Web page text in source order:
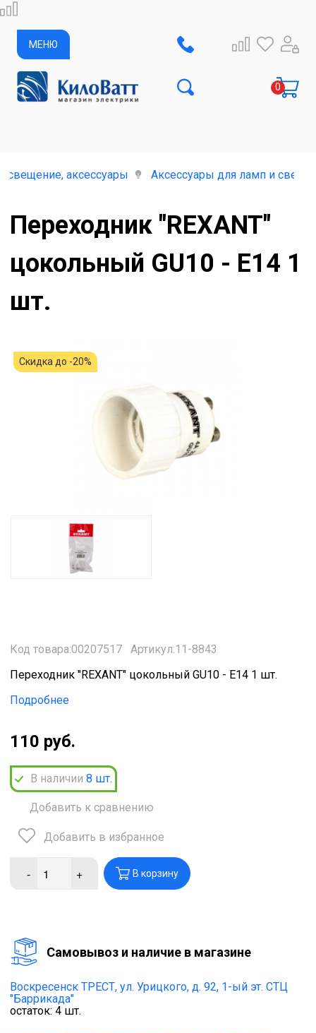
МЕНЮ
аксессуары Аксессуары для ламп и
Переходник "REXANT"
цокольный GU10 - Е14 1
шт.
Скидка до -20%
Код товара:00207517
Артикул:11-8843
Переходник "REXANT" цокольный GU10 - Е14 1 шт.
Подробнее
110 руб.
В наличии 8 шт.
Добавить к сравнению
Добавить в избранное
- + В корзину
Cамовывоз и наличие в магазине
Воскресенск ТРЕСТ, ул. Урицкого, д. 92, 1-ый эт. СТЦ
"Баррикада"
остаток: 4 шт.